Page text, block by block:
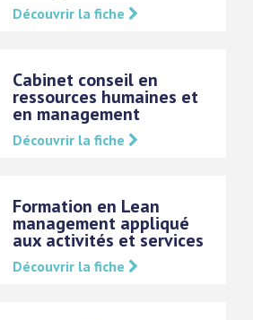
Découvrir la fiche
Cabinet conseil en
ressources humaines et
en management
Découvrir la fiche
Formation en Lean
management appliqué
aux activités et services
Découvrir la fiche